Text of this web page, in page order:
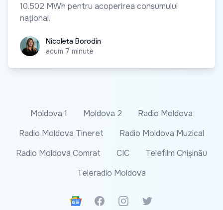
10.502 MWh pentru acoperirea consumului
național.
Nicoleta Borodin
Nicoleta Borodin
acum 7 minute
Moldova 1 Moldova 2
Radio Moldova
Radio Moldova Tineret
Radio Moldova Muzical
Radio Moldova Comrat
CIC
Telefilm Chișinău
Teleradio Moldova
Google News
FacebookInstagramTwitter